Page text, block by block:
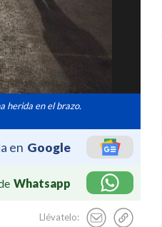
herida en el brazo.
en Google
Whatsapp
Llévatelo: